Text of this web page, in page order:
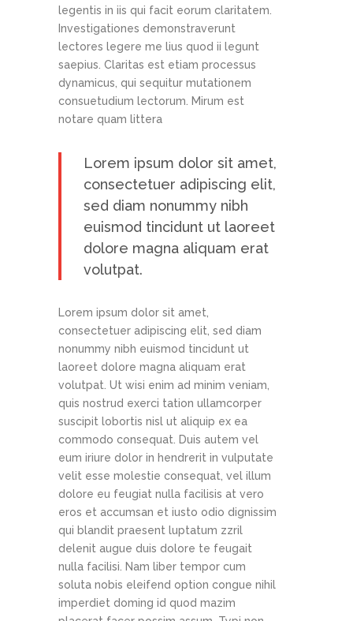
legentis in iis qui facit eorum claritatem.
Investigationes demonstraverunt
lectores legere me lius quod ii legunt
saepius. Claritas est etiam processus
dynamicus, qui sequitur mutationem
consuetudium lectorum. Mirum est
notare quam littera
Lorem ipsum dolor sit amet,
consectetuer adipiscing elit,
sed diam nonummy nibh
euismod tincidunt ut laoreet
dolore magna aliquam erat
volutpat.
Lorem ipsum dolor sit amet,
consectetuer adipiscing elit, sed diam
nonummy nibh euismod tincidunt ut
laoreet dolore magna aliquam erat
volutpat. Ut wisi enim ad minim veniam,
quis nostrud exerci tation ullamcorper
suscipit lobortis nisl ut aliquip ex ea
commodo consequat. Duis autem vel
eum iriure dolor in hendrerit in vulputate
velit esse molestie consequat, vel illum
dolore eu feugiat nulla facilisis at vero
eros et accumsan et iusto odio dignissim
qui blandit praesent luptatum zzril
delenit augue duis dolore te feugait
nulla facilisi. Nam liber tempor cum
soluta nobis eleifend option congue nihil
imperdiet doming id quod mazim